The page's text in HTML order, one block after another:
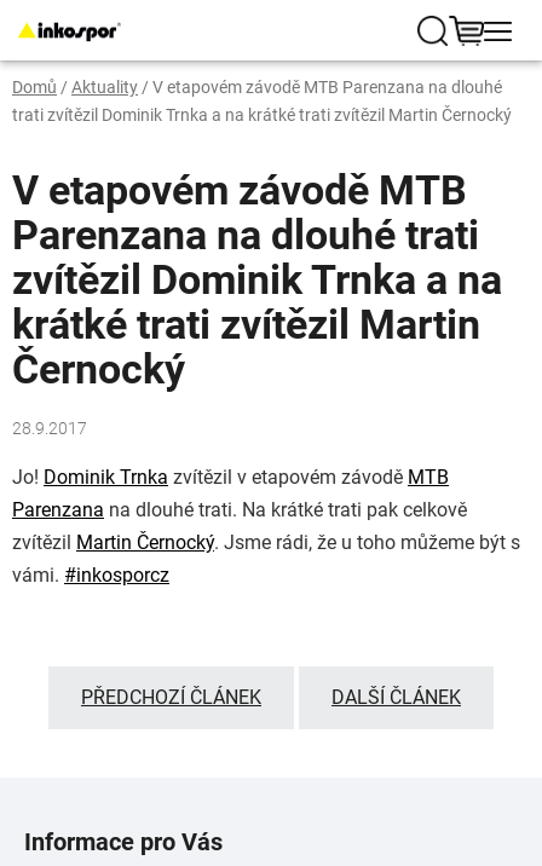
na
obsah
Hledat
KOŠÍK
Domů / Aktuality/ V etapovém závodě MTB Parenzana na dlouhé
trati zvítězil Dominik Trnka a na krátké trati zvítězil Martin Černocký
V etapovém závodě MTB
Parenzana na dlouhé trati
zvítězil Dominik Trnka a na
krátké trati zvítězil Martin
Černocký
28.9.2017
Jo! Dominik Trnka zvítězil v etapovém závodě MTB
Parenzana na dlouhé trati. Na krátké trati pak celkově
zvítězil Martin Černocký. Jsme rádi, že u toho můžeme být s
vámi. #inkosporcz
PŘEDCHOZÍ ČLÁNEK DALŠÍ ČLÁNEK
Informace pro Vás